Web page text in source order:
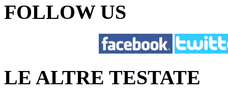
FOLLOW US
LE ALTRE TESTATE